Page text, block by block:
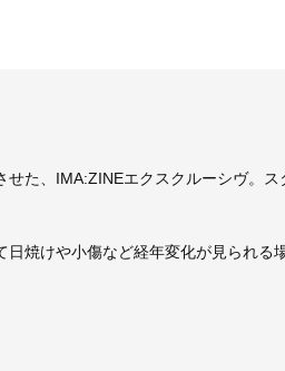
た、IMA:ZINEエクスクルーシヴ。
焼けや小傷など経年変化が見られる